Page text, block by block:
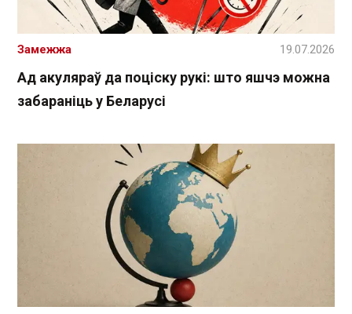
Ад акуляраў да поціску рукі: што яшчэ можна
забараніць у Беларусі
Замежжа 19.07.2026